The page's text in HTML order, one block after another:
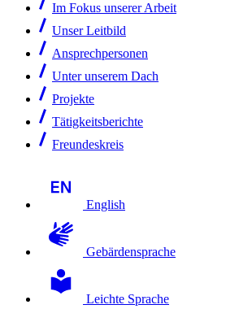
Im Fokus unserer Arbeit
Unser Leitbild
Ansprechpersonen
Unter unserem Dach
Projekte
Tätigkeitsberichte
Freundeskreis
English
Gebärdensprache
Leichte Sprache